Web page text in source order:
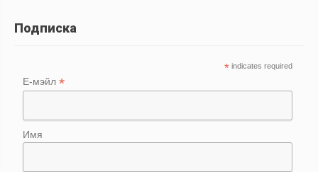
Подписка
* indicates required
Е-мэйл*
Имя